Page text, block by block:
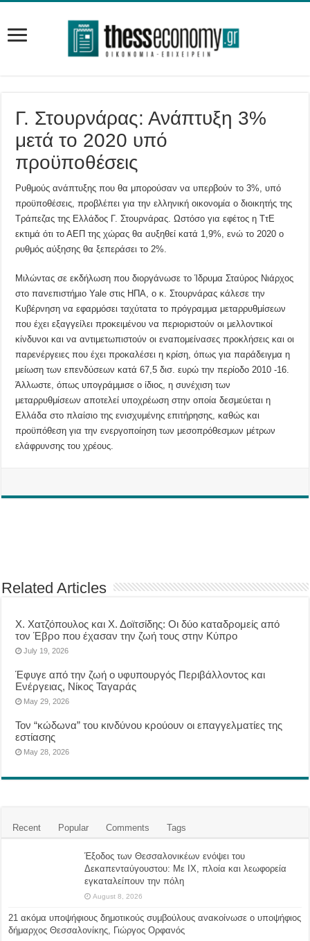
Γ. Στουρνάρας: Ανάπτυξη 3%
μετά το 2020 υπό
προϋποθέσεις
Ρυθμούς ανάπτυξης που θα μπορούσαν να υπερβούν το 3%, υπό
προϋποθέσεις, προβλέπει για την ελληνική οικονομία ο διοικητής της
Τράπεζας της Ελλάδος Γ. Στουρνάρας. Ωστόσο για εφέτος η ΤτΕ
εκτιμά ότι το ΑΕΠ της χώρας θα αυξηθεί κατά 1,9%, ενώ το 2020 ο
ρυθμός αύξησης θα ξεπεράσει το 2%.
Μιλώντας σε εκδήλωση που διοργάνωσε το Ίδρυμα Σταύρος Νιάρχος
στο πανεπιστήμιο Yale στις ΗΠΑ, ο κ. Στουρνάρας κάλεσε την
Κυβέρνηση να εφαρμόσει ταχύτατα το πρόγραμμα μεταρρυθμίσεων
που έχει εξαγγείλει προκειμένου να περιοριστούν οι μελλοντικοί
κίνδυνοι και να αντιμετωπιστούν οι εναπομείνασες προκλήσεις και οι
παρενέργειες που έχει προκαλέσει η κρίση, όπως για παράδειγμα η
μείωση των επενδύσεων κατά 67,5 δισ. ευρώ την περίοδο 2010 -16.
Άλλωστε, όπως υπογράμμισε ο ίδιος, η συνέχιση των
μεταρρυθμίσεων αποτελεί υποχρέωση στην οποία δεσμεύεται η
Ελλάδα στο πλαίσιο της ενισχυμένης επιτήρησης, καθώς και
προϋπόθεση για την ενεργοποίηση των μεσοπρόθεσμων μέτρων
ελάφρυνσης του χρέους.
Related Articles
Χ. Χατζόπουλος και Χ. Δοϊτσίδης: Οι δύο καταδρομείς από
τον Έβρο που έχασαν την ζωή τους στην Κύπρο
July 19, 2026
Έφυγε από την ζωή ο υφυπουργός Περιβάλλοντος και
Ενέργειας, Νίκος Ταγαράς
May 29, 2026
Τον “κώδωνα” του κινδύνου κρούουν οι επαγγελματίες της
εστίασης
May 28, 2026
Recent Popular Comments Tags
Έξοδος των Θεσσαλονικέων ενόψει του
Δεκαπενταύγουστου: Με ΙΧ, πλοία και λεωφορεία
εγκαταλείπουν την πόλη
August 8, 2026
21 ακόμα υποψήφιους δημοτικούς συμβούλους ανακοίνωσε ο υποψήφιος
δήμαρχος Θεσσαλονίκης, Γιώργος Ορφανός